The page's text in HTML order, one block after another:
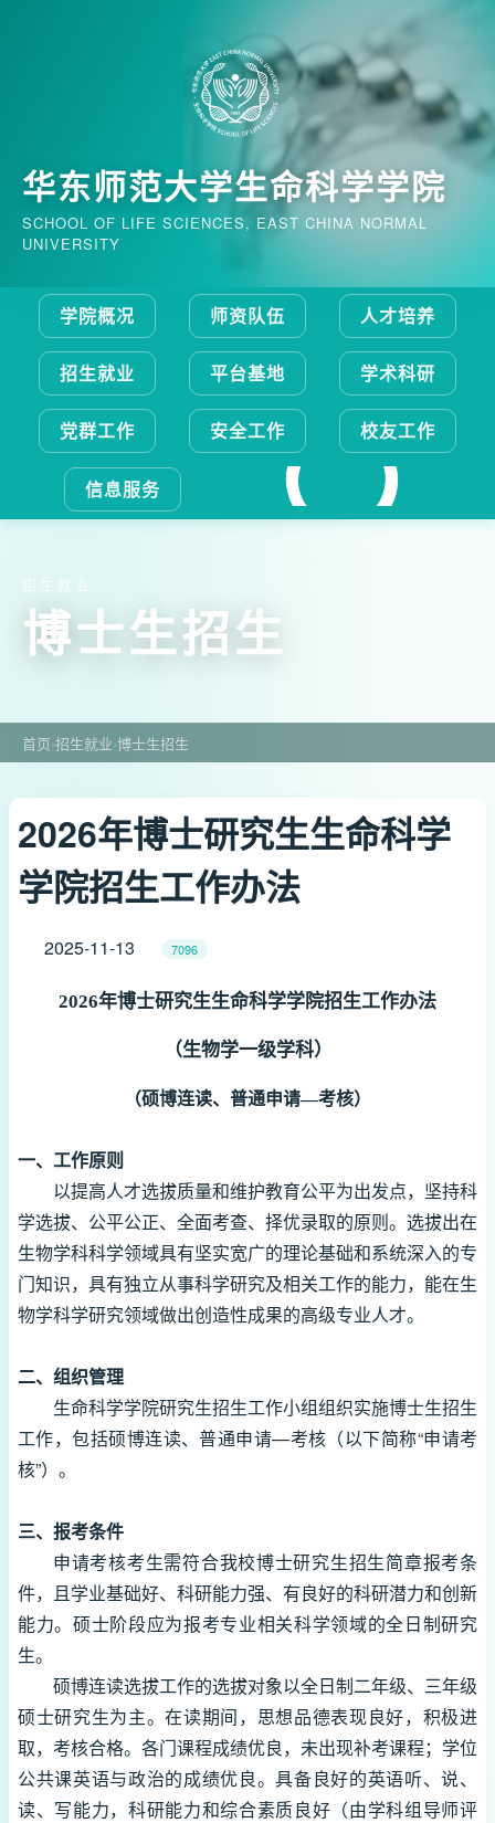
华东师范大学生命科学学院
SCHOOL OF LIFE SCIENCES, EAST CHINA NORMAL
UNIVERSITY
学院概况 师资队伍 人才培养
招生就业 平台基地 学术科研
党群工作 安全工作 校友工作
信息服务
招生就业
博士生招生
首页›招生就业›博士生招生
2026年博士研究生生命科学
学院招生工作办法
2025-11-13 7096
2026年博士研究生生命科学学院招生工作办法
（生物学一级学科）
（硕博连读、普通申请—考核）
一、工作原则
以提高人才选拔质量和维护教育公平为出发点，坚持科
学选拔、公平公正、全面考查、择优录取的原则。选拔出在
生物学科科学领域具有坚实宽广的理论基础和系统深入的专
门知识，具有独立从事科学研究及相关工作的能力，能在生
物学科学研究领域做出创造性成果的高级专业人才。
二、组织管理
生命科学学院研究生招生工作小组组织实施博士生招生
工作，包括硕博连读、普通申请—考核（以下简称“申请考
核”）。
三、报考条件
申请考核考生需符合我校博士研究生招生简章报考条
件，且学业基础好、科研能力强、有良好的科研潜力和创新
能力。硕士阶段应为报考专业相关科学领域的全日制研究
生。
硕博连读选拔工作的选拔对象以全日制二年级、三年级
硕士研究生为主。在读期间，思想品德表现良好，积极进
取，考核合格。各门课程成绩优良，未出现补考课程；学位
公共课英语与政治的成绩优良。具备良好的英语听、说、
读、写能力，科研能力和综合素质良好（由学科组导师评